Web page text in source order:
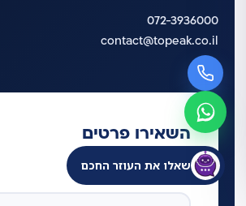
072-3936000
contact@topeak.co.il
השאירו פרטים
ונחזור אליכם בהקדם 🙂
שאלו את העוזר החכם